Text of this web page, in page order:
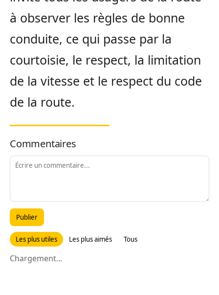
à observer les règles de bonne
conduite, ce qui passe par la
courtoisie, le respect, la limitation
de la vitesse et le respect du code
de la route.
Commentaires
Publier
Les plus utiles Les plus aimés Tous
Chargement...